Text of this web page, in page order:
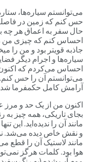
می‌توانستم سیاره‌ها،
حس کنم که زمین در
حال سفر به اعماق هر چه
احساس کنم که چیزی من
جاذبه قویتر بود و من را
سیاره‌ها و اجرام دیگر
احساس می‌کردم که
می‌توانستم آن را حس
آرامش کامل حکمفرما
اکنون من از یک حد و مرز
بجای تاریکی، همه چیز به
مانند آن را ندیده‌اید. این
و نقش خاص دیده می‌شد.
مانند لاستیک آن را قطع
هوا بود. کلمات هرگز